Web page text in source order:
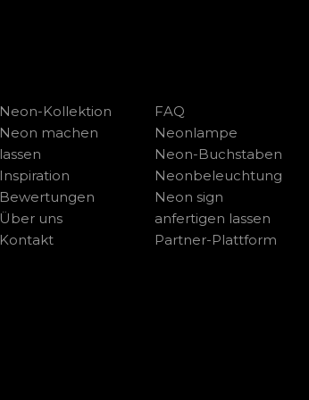
Neon-Kollektion
Neon machen
lassen
Inspiration
Bewertungen
Über uns
Kontakt
FAQ
Neonlampe
Neon-Buchstaben
Neonbeleuchtung
Neon sign
anfertigen lassen
Partner-Plattform